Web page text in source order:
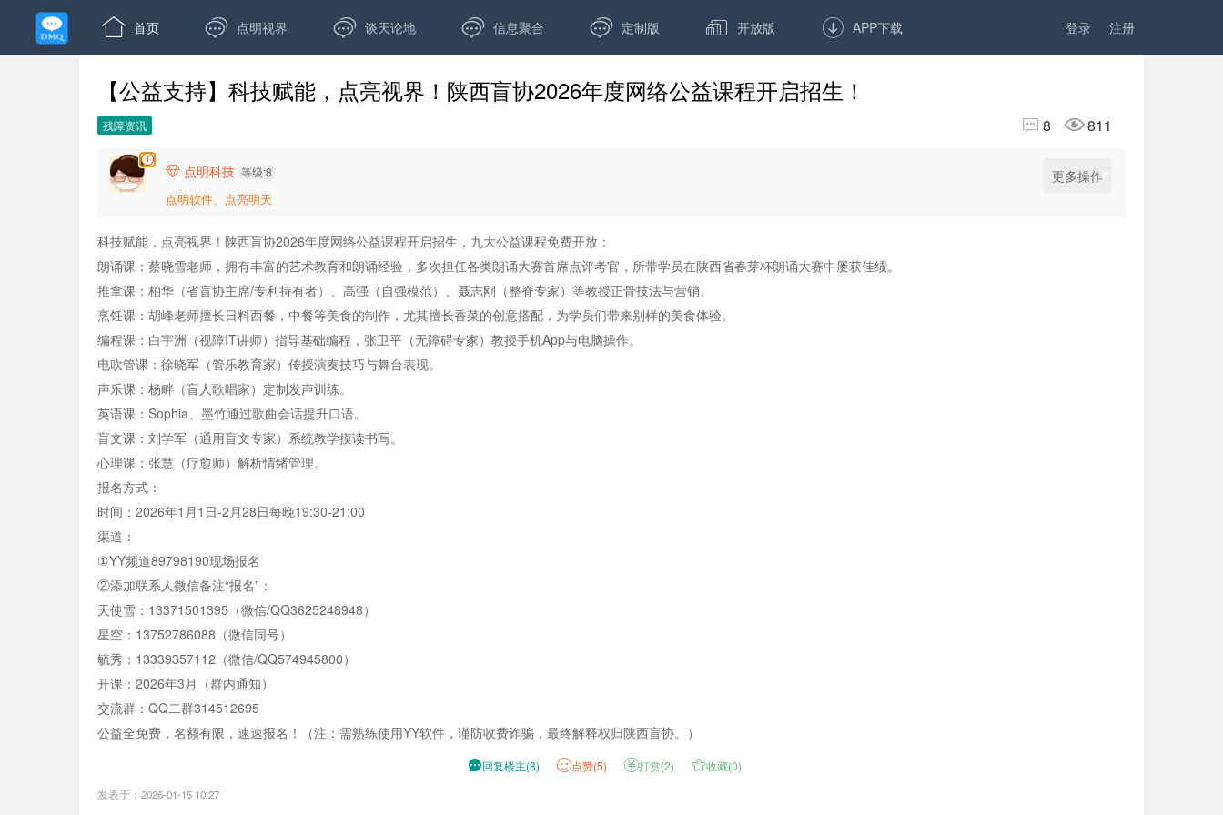
 首页  点明视界  谈天论地  信息聚合  定制版  开放版  APP下载 登录 注册
【公益支持】科技赋能，点亮视界！陕西盲协2026年度网络公益课程开启招生！
残障资讯  8 811
 点明科技 等级:8
点明软件、点亮明天
更多操作
科技赋能，点亮视界！陕西盲协2026年度网络公益课程开启招生，九大公益课程免费开放：
朗诵课：蔡晓雪老师，拥有丰富的艺术教育和朗诵经验，多次担任各类朗诵大赛首席点评考官，所带学员在陕西省春芽杯朗诵大赛中屡获佳绩。
推拿课：柏华（省盲协主席/专利持有者）、高强（自强模范）、聂志刚（整脊专家）等教授正骨技法与营销。
烹饪课：胡峰老师擅长日料西餐，中餐等美食的制作，尤其擅长香菜的创意搭配，为学员们带来别样的美食体验。
编程课：白宇洲（视障IT讲师）指导基础编程，张卫平（无障碍专家）教授手机App与电脑操作。
电吹管课：徐晓军（管乐教育家）传授演奏技巧与舞台表现。
声乐课：杨畔（盲人歌唱家）定制发声训练。
英语课：Sophia、墨竹通过歌曲会话提升口语。
盲文课：刘学军（通用盲文专家）系统教学摸读书写。
心理课：张慧（疗愈师）解析情绪管理。
报名方式：
时间：2026年1月1日-2月28日每晚19:30-21:00
渠道：
①YY频道89798190现场报名
②添加联系人微信备注“报名”：
天使雪：13371501395（微信/QQ3625248948）
星空：13752786088（微信同号）
毓秀：13339357112（微信/QQ574945800）
开课：2026年3月（群内通知）
交流群：QQ二群314512695
公益全免费，名额有限，速速报名！（注：需熟练使用YY软件，谨防收费诈骗，最终解释权归陕西盲协。）
回复楼主(8) 点赞(5) 打赏(2) 收藏(0)
发表于：2026-01-15 10:27